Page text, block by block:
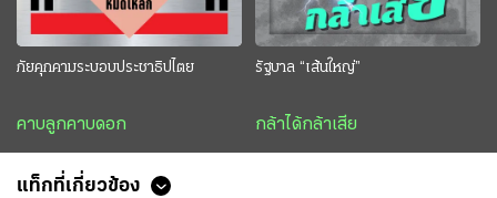
ภัยคุกคามระบอบประชาธิปไตย
คาบลูกคาบดอก
รัฐบาล “เส้นใหญ่”
กล้าได้กล้าเสีย
แท็กที่เกี่ยวข้อง